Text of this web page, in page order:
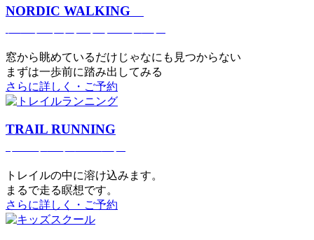
NORDIC WALKING
窓から眺めているだけじゃなにも見つからない
まずは一歩前に踏み出してみる
さらに詳しく・ご予約
TRAIL RUNNING
トレイルの中に溶け込みます。
まるで⾛る瞑想です。
さらに詳しく・ご予約